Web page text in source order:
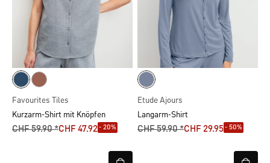
Favourites Tiles
Kurzarm-Shirt mit Knöpfen
CHF 59.90 *CHF 47.92- 20%
Etude Ajours
Langarm-Shirt
CHF 59.90 *CHF 29.95- 50%